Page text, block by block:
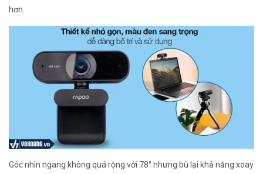
hơn.
Góc nhìn ngang không quá rộng với 78° nhưng bù lại khả năng xoay